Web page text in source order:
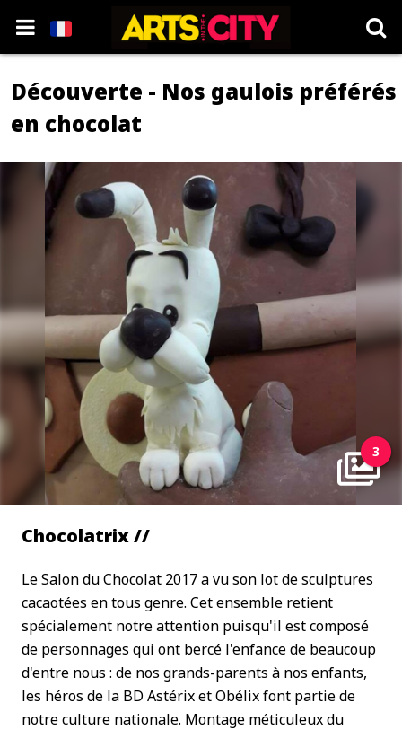
Découverte - Nos gaulois préférés
en chocolat
3
Chocolatrix //
Le Salon du Chocolat 2017 a vu son lot de sculptures
cacaotées en tous genre. Cet ensemble retient
spécialement notre attention puisqu'il est composé
de personnages qui ont bercé l'enfance de beaucoup
d'entre nous : de nos grands-parents à nos enfants,
les héros de la BD Astérix et Obélix font partie de
notre culture nationale. Montage méticuleux du